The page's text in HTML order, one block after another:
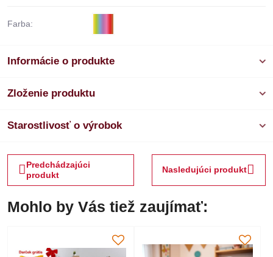
Farba:
Informácie o produkte
Zloženie produktu
Starostlivosť o výrobok
Predchádzajúci
produkt
Nasledujúci produkt
Mohlo by Vás tiež zaujímať: